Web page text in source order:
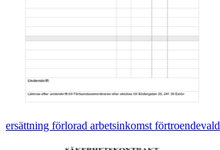
ersättning förlorad arbetsinkomst förtroendevald